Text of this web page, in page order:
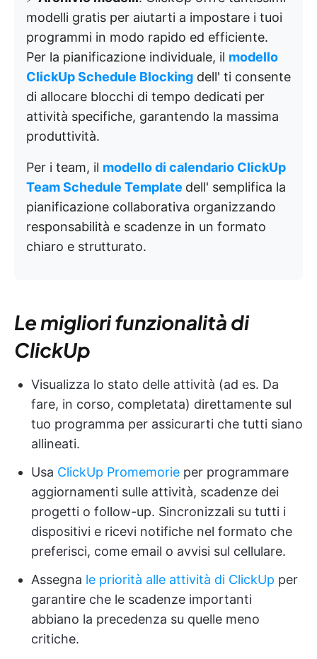
modelli gratis per aiutarti a impostare i tuoi
programmi in modo rapido ed efficiente.
Per la pianificazione individuale, il modello
ClickUp Schedule Blocking dell' ti consente
di allocare blocchi di tempo dedicati per
attività specifiche, garantendo la massima
produttività.
Per i team, il modello di calendario ClickUp
Team Schedule Template dell' semplifica la
pianificazione collaborativa organizzando
responsabilità e scadenze in un formato
chiaro e strutturato.
Le migliori funzionalità di
ClickUp
Visualizza lo stato delle attività (ad es. Da
fare, in corso, completata) direttamente sul
tuo programma per assicurarti che tutti siano
allineati.
Usa ClickUp Promemorie per programmare
aggiornamenti sulle attività, scadenze dei
progetti o follow-up. Sincronizzali su tutti i
dispositivi e ricevi notifiche nel formato che
preferisci, come email o avvisi sul cellulare.
Assegna le priorità alle attività di ClickUp per
garantire che le scadenze importanti
abbiano la precedenza su quelle meno
critiche.